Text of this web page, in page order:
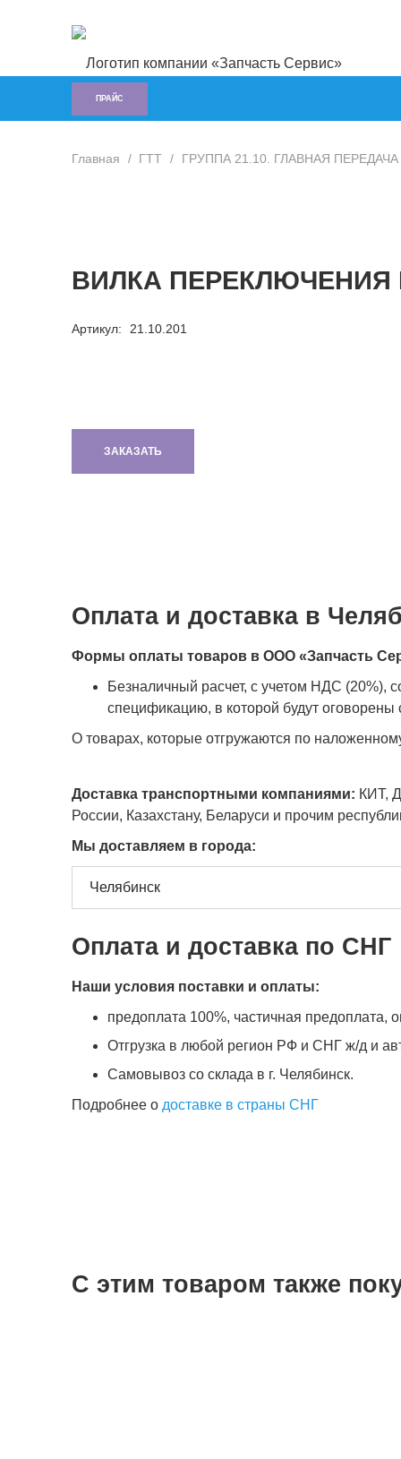
ПРАЙС
Главная / ГTT / ГРУППА 21.10. ГЛАВНАЯ ПЕРЕДАЧА
ВИЛКА ПЕРЕКЛЮЧЕНИЯ
Артикул: 21.10.201
ЗАКАЗАТЬ
Оплата и доставка в
Формы оплаты товаров в ООО «Запчасть
Безналичный расчет, с учетом НДС (20%),
спецификацию, в которой будут оговорены
О товарах, которые отгружаются по
Доставка транспортными компаниями: КИТ,
России, Казахстану, Беларуси и прочим
Мы доставляем в города:
Оплата и доставка по СНГ
Наши условия поставки и оплаты:
предоплата 100%, частичная предоплата,
Отгрузка в любой регион РФ и СНГ ж/д и
Самовывоз со склада в г. Челябинск.
Подробнее о доставке в страны СНГ
С этим товаром также